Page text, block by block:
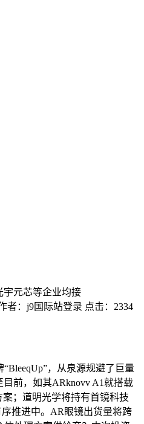
宇元芯等企业均接
者： j9国际站登录 点击： 2334
，从泉源规避了巨量
前，如其ARknovv A1就搭载
；道明光学将持有首镜科技
推进中。AR眼镜出货量将跨